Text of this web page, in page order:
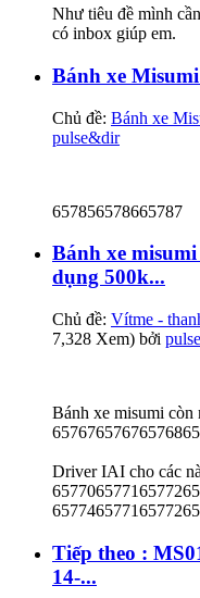
Như tiêu đề mình
có inbox giúp em.
Bánh xe
Chủ đề: Bánh xe
pulse&dir
657856578665787
Bánh xe
dụng 500k...
Chủ đề: Vítme -
7,328 Xem) bởi
Bánh xe misumi còn
Driver IAI cho các
Tiếp theo :
14-...